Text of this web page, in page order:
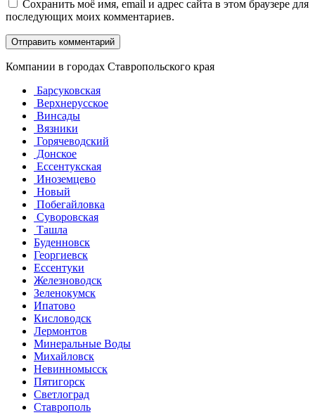
Сохранить моё имя, email и адрес сайта в этом браузере для
последующих моих комментариев.
Компании в городах Ставропольского края
Барсуковская
Верхнерусское
Винсады
Вязники
Горячеводский
Донское
Ессентукская
Иноземцево
Новый
Побегайловка
Суворовская
Ташла
Буденновск
Георгиевск
Ессентуки
Железноводск
Зеленокумск
Ипатово
Кисловодск
Лермонтов
Минеральные Воды
Михайловск
Невинномысск
Пятигорск
Светлоград
Ставрополь